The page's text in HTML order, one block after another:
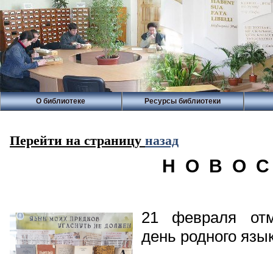
О библиотеке Ресурсы библиотеки
Перейти на страницу назад
Н О В О
21 февраля
день родного